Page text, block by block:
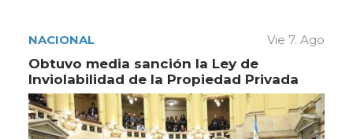
NACIONAL Vie 7. Ago
Obtuvo media sanción la Ley de
Inviolabilidad de la Propiedad Privada